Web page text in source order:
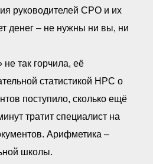
руководителей СРО и их
денег – не нужны ни вы, ни
так горчила, её
статистикой НРС о
поступило, сколько ещё
тратит специалист на
Арифметика –
школы.